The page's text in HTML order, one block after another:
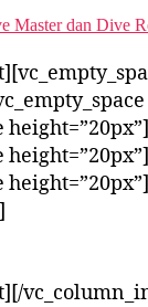
Master dan Dive
height=”20px”]
height=”20px”]
height=”20px”]